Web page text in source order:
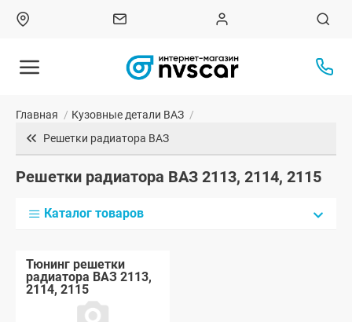
Главная / Кузовные детали ВАЗ /
Решетки радиатора ВАЗ
Решетки радиатора ВАЗ 2113, 2114, 2115
Каталог товаров
Тюнинг решетки
радиатора ВАЗ 2113,
2114, 2115